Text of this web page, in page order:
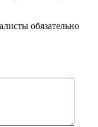
обязательно